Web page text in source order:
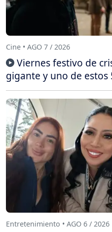
Cine • AGO 7 / 2026
Viernes festivo de
gigante y uno de estos
Entretenimiento • AGO 6 / 2026